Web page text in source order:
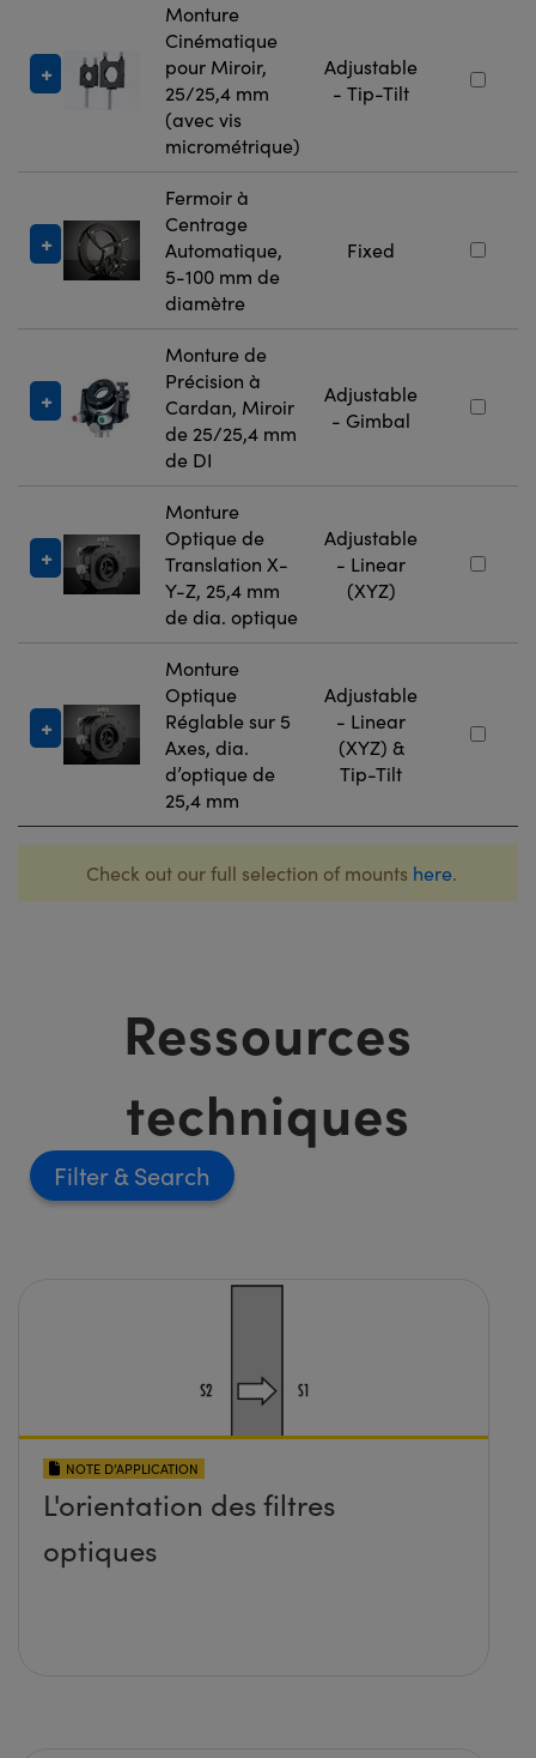
Monture
Cinématique
pour Miroir,
25/25,4 mm
(avec vis
micrométrique)
Adjustable
- Tip-Tilt
Fermoir à
Centrage
Automatique,
5-100 mm de
diamètre
Fixed
Monture de
Précision à
Cardan, Miroir
de 25/25,4 mm
de DI
Adjustable
- Gimbal
Monture
Optique de
Translation X-
Y-Z, 25,4 mm
de dia. optique
Adjustable
- Linear
(XYZ)
Monture
Optique
Réglable sur 5
Axes, dia.
d’optique de
25,4 mm
Adjustable
- Linear
(XYZ) &
Tip-Tilt
Check out our full selection of mounts here.
Ressources
techniques
Filter
NOTE D’APPLICATION
L'orientation des filtres
optiques